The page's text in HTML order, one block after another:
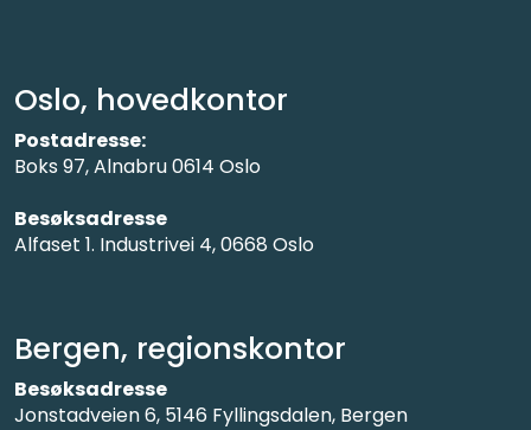
Bergen, regionskontor
Besøksadresse
Jonstadveien 6, 5146 Fyllingsdalen, Bergen
Oslo, hovedkontor
Postadresse:
Boks 97, Alnabru 0614 Oslo
Besøksadresse
Alfaset 1. Industrivei 4, 0668 Oslo